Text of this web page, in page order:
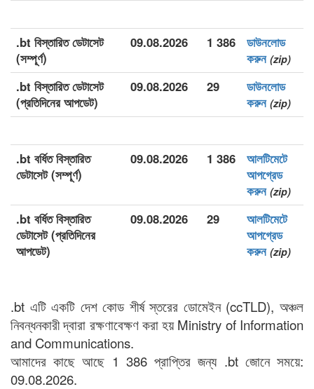
.bt বিস্তারিত ডেটাসেট
(সম্পূর্ণ)
09.08.2026 1 386
ডাউনলোড
করুন (zip)
.bt বিস্তারিত ডেটাসেট
(প্রতিদিনের আপডেট)
09.08.2026 29
ডাউনলোড
করুন (zip)
.bt বর্ধিত বিস্তারিত
ডেটাসেট (সম্পূর্ণ)
09.08.2026 1 386
আলটিমেটে
আপগ্রেড
করুন (zip)
.bt বর্ধিত বিস্তারিত
ডেটাসেট (প্রতিদিনের
আপডেট)
09.08.2026 29
আলটিমেটে
আপগ্রেড
করুন (zip)
.bt এটি একটি দেশ কোড শীর্ষ স্তরের ডোমেইন (ccTLD), অঞ্চল
নিবন্ধনকারী দ্বারা রক্ষণাবেক্ষণ করা হয় Ministry of Information
and Communications.
আমাদের কাছে আছে 1 386 প্রাপ্তির জন্য .bt জোনে সময়ে:
09.08.2026.